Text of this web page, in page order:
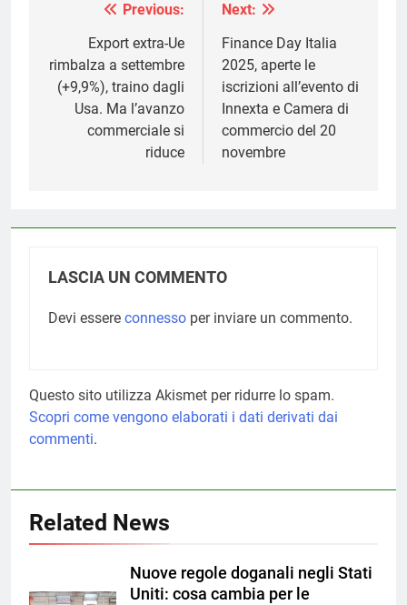
Navigazione
articoli
Previous:
Export extra-Ue
rimbalza a settembre
(+9,9%), traino dagli
Usa. Ma l’avanzo
commerciale si
riduce
Next:
Finance Day Italia
2025, aperte le
iscrizioni all’evento di
Innexta e Camera di
commercio del 20
novembre
LASCIA UN COMMENTO
Devi essere connesso per inviare un commento.
Questo sito utilizza Akismet per ridurre lo spam.
Scopri come vengono elaborati i dati derivati dai
commenti.
Related News
Nuove regole doganali negli Stati
Uniti: cosa cambia per le